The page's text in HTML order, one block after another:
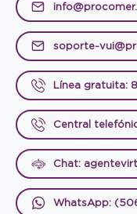
soporte-
Línea gratuita:
Central
Chat:
WhatsApp: